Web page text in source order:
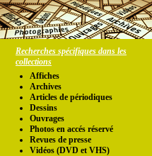
Recherches spécifiques dans les
collections
Affiches
Archives
Articles de périodiques
Dessins
Ouvrages
Photos en accés réservé
Revues de presse
Vidéos (DVD et VHS)